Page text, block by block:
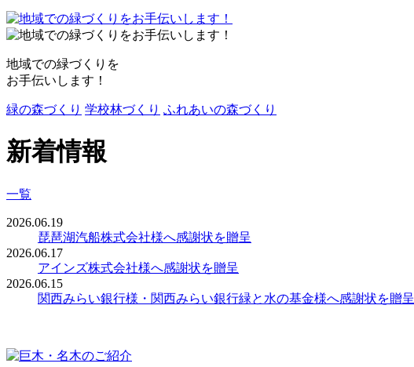
地域での緑づくりを
お手伝いします！
緑の森づくり 学校林づくり ふれあいの森づくり
新着情報
一覧
2026.06.19
琵琶湖汽船株式会社様へ感謝状を贈呈
2026.06.17
アインズ株式会社様へ感謝状を贈呈
2026.06.15
関西みらい銀行様・関西みらい銀行緑と水の基金様へ感謝状を贈呈